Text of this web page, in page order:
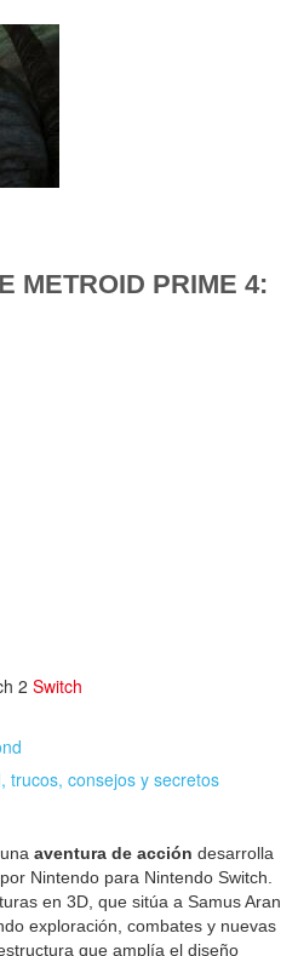
METROID PRIME 4:
2 Switch
trucos, consejos y secretos
aventura de acción desarrolla
Nintendo para Nintendo Switch.
en 3D, que sitúa a Samus Aran
exploración, combates y nuevas
que amplía el diseño